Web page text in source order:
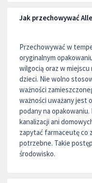
Jak przechowywać
Przechowywać w
oryginalnym
wilgocią oraz w
dzieci. Nie wolno
ważności
ważności uważany jest
podany na
kanalizacji ani
zapytać farmaceutę co
potrzebne. Takie
środowisko.